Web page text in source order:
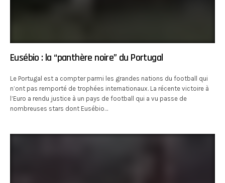
Eusébio : la “panthère noire” du Portugal
Le Portugal est a compter parmi les grandes nations du football qui
n’ont pas remporté de trophées internationaux. La récente victoire à
l’Euro a rendu justice à un pays de football qui a vu passe de
nombreuses stars dont Eusébio…